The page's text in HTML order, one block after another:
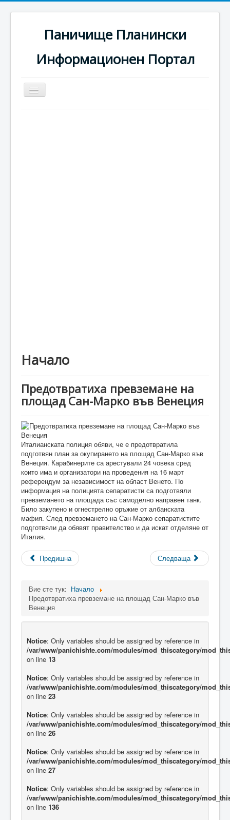
Паничище Планински
Информационен Портал
Превключи
навигация
Начало
Предотвратиха превземане на
площад Сан-Марко във Венеция
Италианската полиция обяви, че е предотвратила
подготвян план за окупирането на площад Сан-Марко във
Венеция. Карабинерите са арестували 24 човека сред
които има и организатори на проведения на 16 март
референдум за независимост на област Венето. По
информация на полицията сепаратисти са подготвяли
превземането на площада със самоделно направен танк.
Било закупено и огнестрелно оръжие от албанската
мафия. След превземането на Сан-Марко сепаратистите
подготвяли да обявят правителство и да искат отделяне от
Италия.
Предишна Следваща
Вие сте тук: Начало
Предотвратиха превземане на площад Сан-Марко във
Венеция
Notice: Only variables should be assigned by reference in
/var/www/panichishte.com/modules/mod_thiscategory/
on line 13
Notice: Only variables should be assigned by reference in
/var/www/panichishte.com/modules/mod_thiscategory/
on line 23
Notice: Only variables should be assigned by reference in
/var/www/panichishte.com/modules/mod_thiscategory/
on line 26
Notice: Only variables should be assigned by reference in
/var/www/panichishte.com/modules/mod_thiscategory/
on line 27
Notice: Only variables should be assigned by reference in
/var/www/panichishte.com/modules/mod_thiscategory/
on line 136